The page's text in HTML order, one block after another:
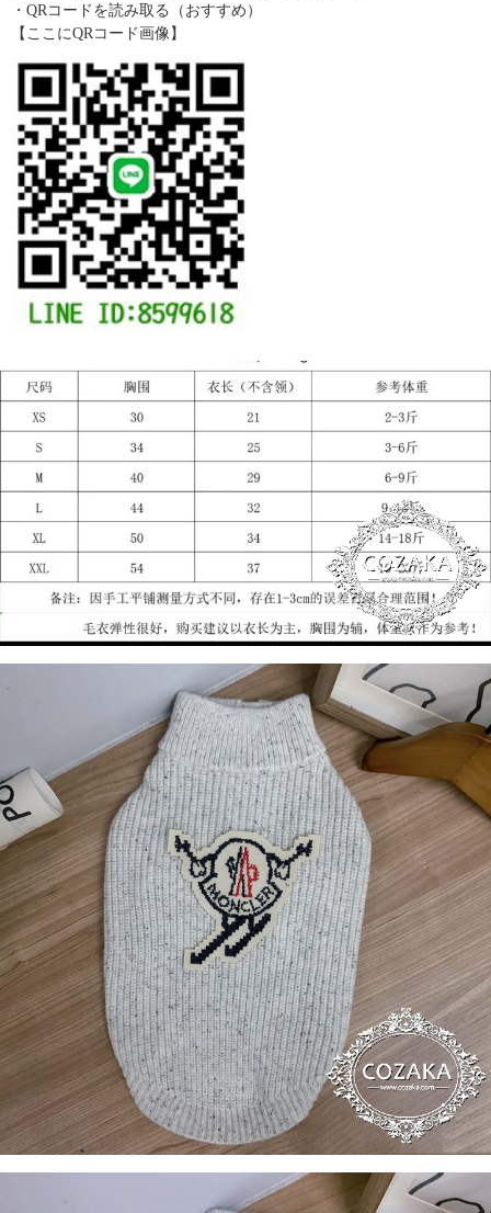
・QRコードを読み取る（おすすめ）
【ここにQRコード画像】